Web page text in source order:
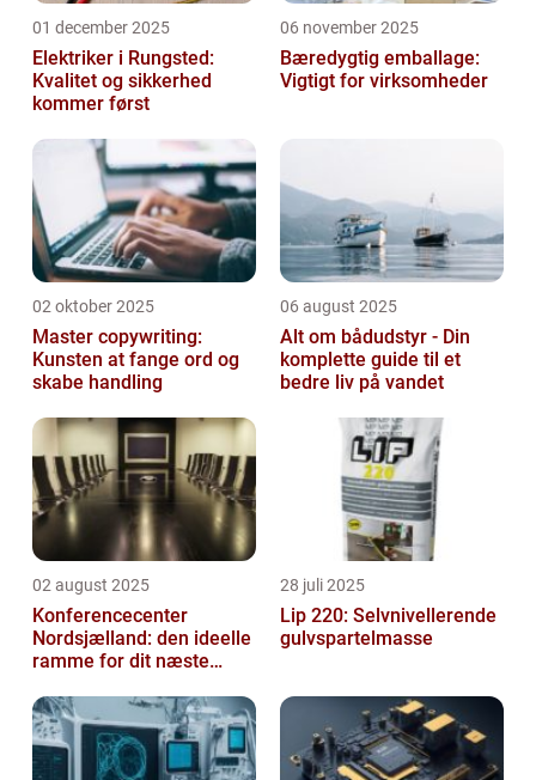
01 december 2025
Elektriker i Rungsted:
Kvalitet og sikkerhed
kommer først
06 november 2025
Bæredygtig emballage:
Vigtigt for virksomheder
02 oktober 2025
Master copywriting:
Kunsten at fange ord og
skabe handling
06 august 2025
Alt om bådudstyr - Din
komplette guide til et
bedre liv på vandet
02 august 2025
Konferencecenter
Nordsjælland: den ideelle
ramme for dit næste
28 juli 2025
Lip 220: Selvnivellerende
gulvspartelmasse